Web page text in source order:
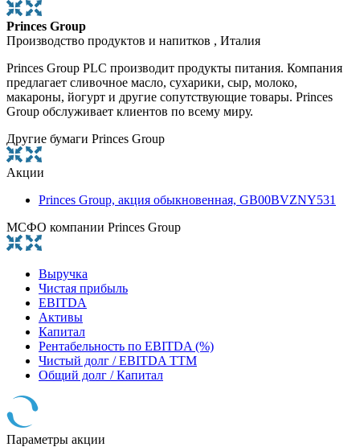
Princes Group
Производство продуктов и напитков , Италия
Princes Group PLC производит продукты питания. Компания
предлагает сливочное масло, сухарики, сыр, молоко,
макароны, йогурт и другие сопутствующие товары. Princes
Group обслуживает клиентов по всему миру.
Другие бумаги Princes Group
Акции
Princes Group, акция обыкновенная, GB00BVZNY531
МСФО компании Princes Group
Выручка
Чистая прибыль
EBITDA
Активы
Капитал
Рентабельность по EBITDA (%)
Чистый долг / EBITDA TTM
Общий долг / Капитал
Параметры акции